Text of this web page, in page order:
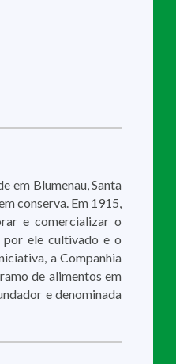
em Blumenau, Santa
conserva. Em 1915,
e comercializar o
por ele cultivado e o
a Companhia
de alimentos em
e denominada